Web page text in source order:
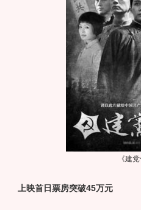
《建
上映首日票房突破45万元